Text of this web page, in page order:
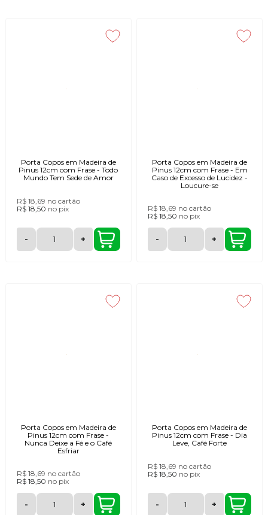
Porta Copos em Madeira de
Pinus 12cm com Frase - Todo
Mundo Tem Sede de Amor
R$ 18,69 no cartão
R$ 18,50 no pix
- +
Porta Copos em Madeira de
Pinus 12cm com Frase - Em
Caso de Excesso de Lucidez -
Loucure-se
R$ 18,69 no cartão
R$ 18,50 no pix
- +
Porta Copos em Madeira de
Pinus 12cm com Frase -
Nunca Deixe a Fé e o Café
Esfriar
R$ 18,69 no cartão
R$ 18,50 no pix
- +
Porta Copos em Madeira de
Pinus 12cm com Frase - Dia
Leve, Café Forte
R$ 18,69 no cartão
R$ 18,50 no pix
- +